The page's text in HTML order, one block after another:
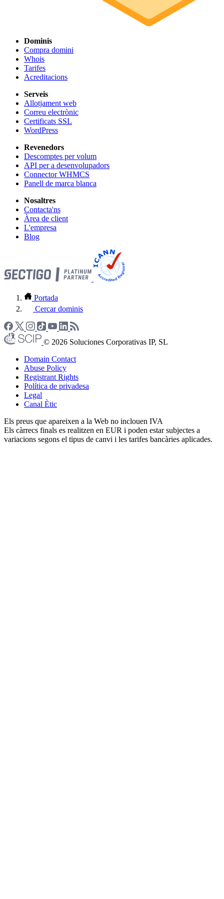
Dominis
Compra domini
Whois
Tarifes
Acreditacions
Serveis
Allotjament web
Correu electrònic
Certificats SSL
WordPress
Revenedors
Descomptes per volum
API per a desenvolupadors
Connector WHMCS
Panell de marca blanca
Nosaltres
Contacta'ns
Àrea de client
L'empresa
Blog
Portada
Cercar dominis
© 2026 Soluciones Corporativas IP, SL
Domain Contact
Abuse Policy
Registrant Rights
Política de privadesa
Legal
Canal Ètic
Els preus que apareixen a la Web no inclouen IVA
Els càrrecs finals es realitzen en EUR i poden estar subjectes a
variacions segons el tipus de canvi i les tarifes bancàries aplicades.